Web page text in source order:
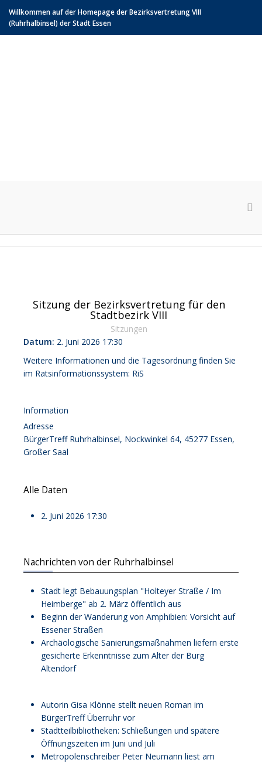
Willkommen auf der Homepage der Bezirksvertretung VIII
(Ruhrhalbinsel) der Stadt Essen
Sitzung der Bezirksvertretung für den
Stadtbezirk VIII
Sitzungen
Datum: 2. Juni 2026 17:30
Weitere Informationen und die Tagesordnung finden Sie
im Ratsinformationssystem: RiS
Information
Adresse
BürgerTreff Ruhrhalbinsel, Nockwinkel 64, 45277 Essen,
Großer Saal
Alle Daten
2. Juni 2026 17:30
Nachrichten von der Ruhrhalbinsel
Stadt legt Bebauungsplan "Holteyer Straße / Im
Heimberge" ab 2. März öffentlich aus
Beginn der Wanderung von Amphibien: Vorsicht auf
Essener Straßen
Archäologische Sanierungsmaßnahmen liefern erste
gesicherte Erkenntnisse zum Alter der Burg
Altendorf
Autorin Gisa Klönne stellt neuen Roman im
BürgerTreff Überruhr vor
Stadtteilbibliotheken: Schließungen und spätere
Öffnungszeiten im Juni und Juli
Metropolenschreiber Peter Neumann liest am